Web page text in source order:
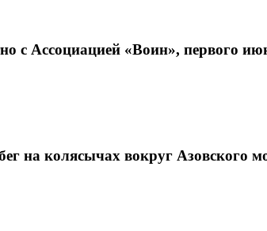
с Ассоциацией «Воин», первого
на колясычах вокруг Азовского